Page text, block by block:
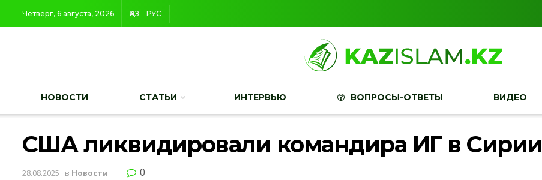
Четверг, 6 августа, 2026 ҚАЗ РУС
НОВОСТИ СТАТЬИ ИНТЕРВЬЮ ВОПРОСЫ-ОТВЕТЫ ВИДЕО
США ликвидировали командира ИГ в Сирии
28.08.2025 в Новости 0